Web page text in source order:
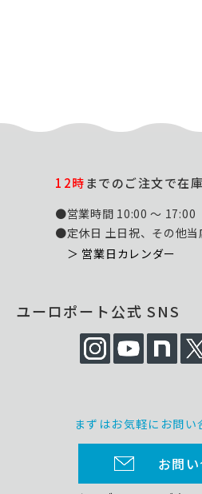
12時までのご注文で在
●営業時間 10:00 ～ 17:00
●定休日 土日祝、その他当
＞ 営業日カレンダー
ユーロポート公式 SNS
まずはお気軽にお問い
お問